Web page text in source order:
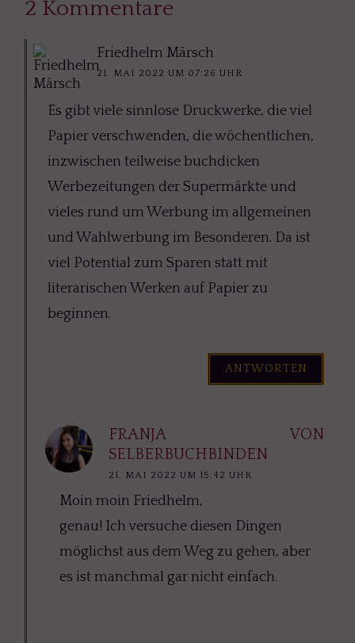
2 Kommentare
Friedhelm Märsch
21. MAI 2022 UM 07:26 UHR
Es gibt viele sinnlose Druckwerke, die viel
Papier verschwenden, die wöchentlichen,
inzwischen teilweise buchdicken
Werbezeitungen der Supermärkte und
vieles rund um Werbung im allgemeinen
und Wahlwerbung im Besonderen. Da ist
viel Potential zum Sparen statt mit
literarischen Werken auf Papier zu
beginnen.
ANTWORTEN
FRANJA VON
SELBERBUCHBINDEN
21. MAI 2022 UM 15:42 UHR
Moin moin Friedhelm,
genau! Ich versuche diesen Dingen
möglichst aus dem Weg zu gehen, aber
es ist manchmal gar nicht einfach.